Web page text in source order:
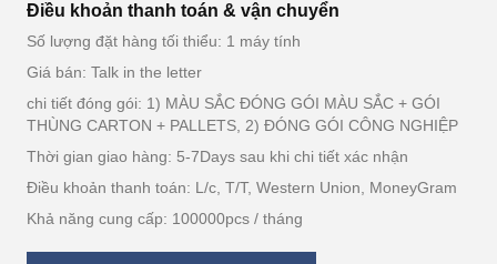
Điều khoản thanh toán & vận chuyển
Số lượng đặt hàng tối thiểu: 1 máy tính
Giá bán: Talk in the letter
chi tiết đóng gói: 1) MÀU SẮC ĐÓNG GÓI MÀU SẮC + GÓI
THÙNG CARTON + PALLETS, 2) ĐÓNG GÓI CÔNG NGHIỆP
Thời gian giao hàng: 5-7Days sau khi chi tiết xác nhận
Điều khoản thanh toán: L/c, T/T, Western Union, MoneyGram
Khả năng cung cấp: 100000pcs / tháng